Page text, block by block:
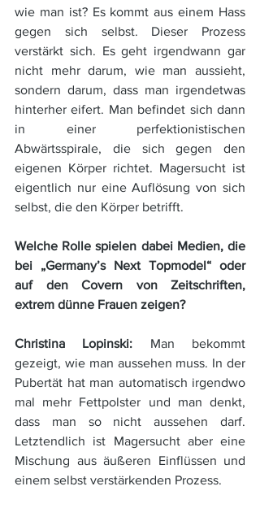
wie man ist? Es kommt aus einem Hass
gegen sich selbst. Dieser Prozess
verstärkt sich. Es geht irgendwann gar
nicht mehr darum, wie man aussieht,
sondern darum, dass man irgendetwas
hinterher eifert. Man befindet sich dann
in einer perfektionistischen
Abwärtsspirale, die sich gegen den
eigenen Körper richtet. Magersucht ist
eigentlich nur eine Auflösung von sich
selbst, die den Körper betrifft.
Welche Rolle spielen dabei Medien, die
bei „Germany’s Next Topmodel“ oder
auf den Covern von Zeitschriften,
extrem dünne Frauen zeigen?
Christina Lopinski: Man bekommt
gezeigt, wie man aussehen muss. In der
Pubertät hat man automatisch irgendwo
mal mehr Fettpolster und man denkt,
dass man so nicht aussehen darf.
Letztendlich ist Magersucht aber eine
Mischung aus äußeren Einflüssen und
einem selbst verstärkenden Prozess.